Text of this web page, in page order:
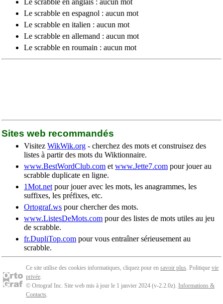
Le scrabble en anglais : aucun mot
Le scrabble en espagnol : aucun mot
Le scrabble en italien : aucun mot
Le scrabble en allemand : aucun mot
Le scrabble en roumain : aucun mot
Sites web recommandés
Visitez WikWik.org - cherchez des mots et construisez des
listes à partir des mots du Wiktionnaire.
www.BestWordClub.com et www.Jette7.com pour jouer au
scrabble duplicate en ligne.
1Mot.net pour jouer avec les mots, les anagrammes, les
suffixes, les préfixes, etc.
Ortograf.ws pour chercher des mots.
www.ListesDeMots.com pour des listes de mots utiles au jeu
de scrabble.
fr.DupliTop.com pour vous entraîner sérieusement au
scrabble.
Ce site utilise des cookies informatiques, cliquez pour en savoir plus. Politique vie
privée.
© Ortograf Inc. Site web mis à jour le 1 janvier 2024 (v-2.2.0z). Informations &
Contacts.